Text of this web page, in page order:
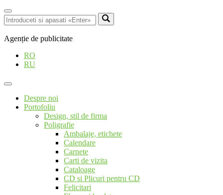
Agenție de publicitate
RO
RU
Despre noi
Portofoliu
Design, stil de firma
Poligrafie
Ambalaje, etichete
Calendare
Carnete
Carti de vizita
Cataloage
CD si Plicuri pentru CD
Felicitari